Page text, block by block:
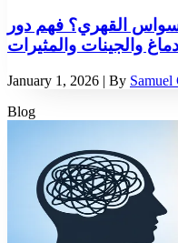
القهري؟ فهم دور
والجينات والمثيرات
January 1, 2026 | By
Blog